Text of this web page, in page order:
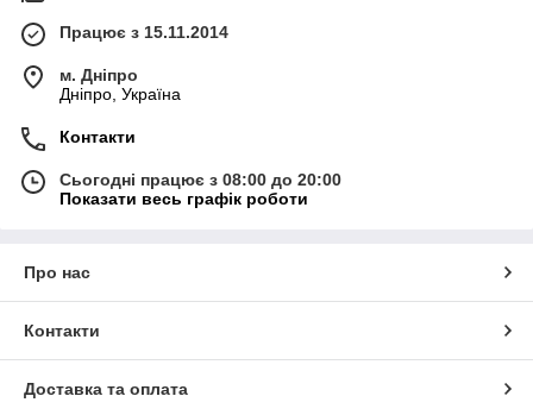
Працює з 15.11.2014
м. Дніпро
Дніпро, Україна
Контакти
Сьогодні працює з 08:00 до 20:00
Показати весь графік роботи
Про нас
Контакти
Доставка та оплата